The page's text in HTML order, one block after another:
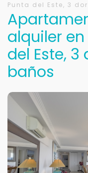
Punta del Este, 3
alquiler
del Este,
baños